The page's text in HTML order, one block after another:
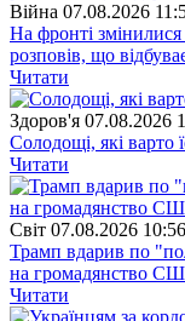
Війна 07.08.2026
На фронті
розповів, що
Читати
Здоров'я 07.08.2026
Солодощі, які варто
Читати
Свiт 07.08.2026
Трамп вдарив по
на громадянство
Читати